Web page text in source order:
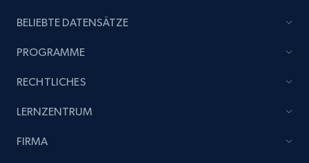
BELIEBTE DATENSÄTZE
PROGRAMME
RECHTLICHES
LERNZENTRUM
FIRMA